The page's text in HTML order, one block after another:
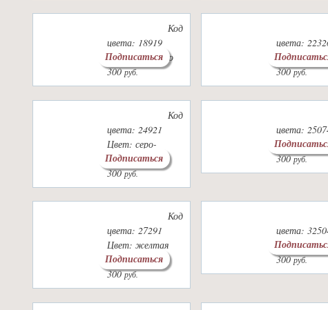
Код
цвета: 18919
Цвет: капучино
300руб.
Подписаться
цвета:
Цвет: хаки
300руб.
Код
цвета: 24921
Цвет: серо-
бежевый
300руб.
Подписаться
цвета:
Цвет:
300руб.
Код
цвета: 27291
Цвет: желтая
горчица
300руб.
Подписаться
цвета:
Цвет:
300руб.